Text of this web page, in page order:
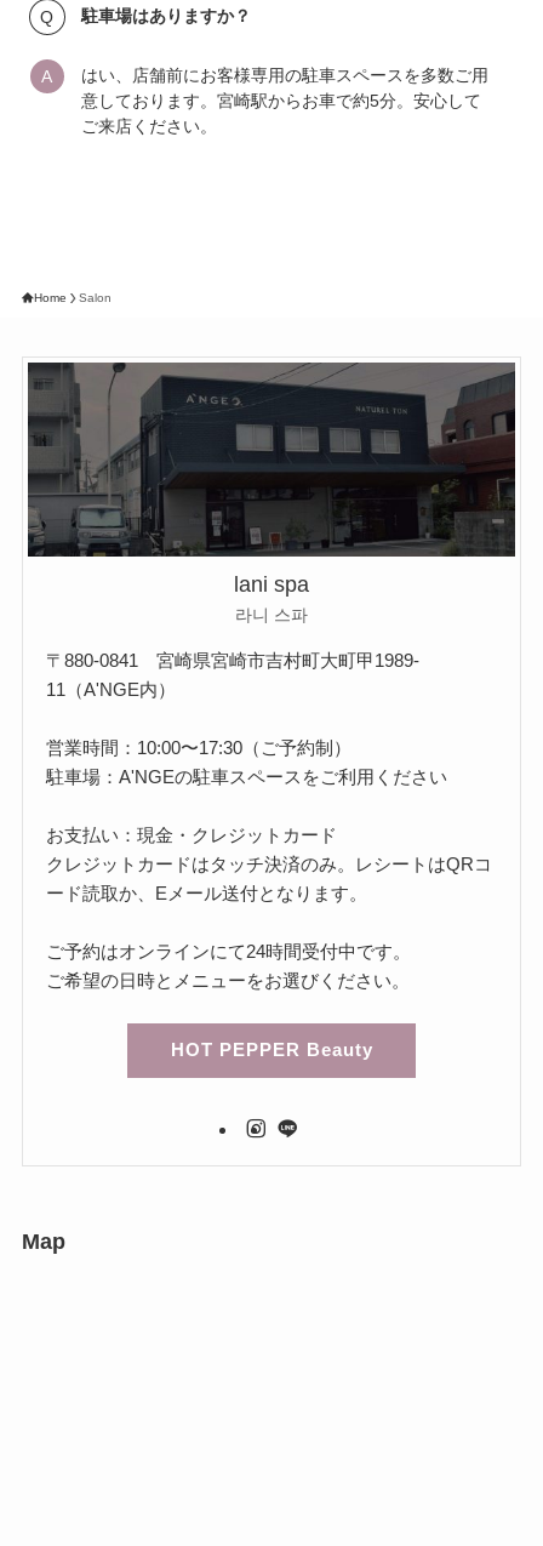
駐車場はありますか？
はい、店舗前にお客様専用の駐車スペースを多数ご用
意しております。宮崎駅からお車で約5分。安心して
ご来店ください。
Home Salon
lani spa
라니 스파
〒880-0841 宮崎県宮崎市吉村町大町甲1989-
11（A'NGE内）
営業時間：10:00〜17:30（ご予約制）
駐車場：A'NGEの駐車スペースをご利用ください
お支払い：現金・クレジットカード
クレジットカードはタッチ決済のみ。レシートはQRコ
ード読取か、Eメール送付となります。
ご予約はオンラインにて24時間受付中です。
ご希望の日時とメニューをお選びください。
HOT PEPPER Beauty
Map